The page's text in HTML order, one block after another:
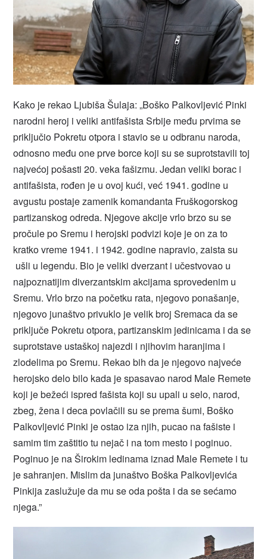
Kako je rekao Ljubiša Šulaja: „Boško Palkovljević Pinki
narodni heroj i veliki antifašista Srbije među prvima se
priključio Pokretu otpora i stavio se u odbranu naroda,
odnosno među one prve borce koji su se suprotstavili toj
najvećoj pošasti 20. veka fašizmu. Jedan veliki borac i
antifašista, rođen je u ovoj kući, već 1941. godine u
avgustu postaje zamenik komandanta Fruškogorskog
partizanskog odreda. Njegove akcije vrlo brzo su se
pročule po Sremu i herojski podvizi koje je on za to
kratko vreme 1941. i 1942. godine napravio, zaista su
ušli u legendu. Bio je veliki dverzant i učestvovao u
najpoznatijim diverzantskim akcijama sprovedenim u
Sremu. Vrlo brzo na početku rata, njegovo ponašanje,
njegovo junaštvo privuklo je velik broj Sremaca da se
priključe Pokretu otpora, partizanskim jedinicama i da se
suprotstave ustaškoj najezdi i njihovim haranjima i
zlodelima po Sremu. Rekao bih da je njegovo najveće
herojsko delo bilo kada je spasavao narod Male Remete
koji je bežeći ispred fašista koji su upali u selo, narod,
zbeg, žena i deca povlačili su se prema šumi, Boško
Palkovljević Pinki je ostao iza njih, pucao na fašiste i
samim tim zaštitio tu nejač i na tom mesto i poginuo.
Poginuo je na Širokim ledinama iznad Male Remete i tu
je sahranjen. Mislim da junaštvo Boška Palkovljevića
Pinkija zaslužuje da mu se oda pošta i da se sećamo
njega.”